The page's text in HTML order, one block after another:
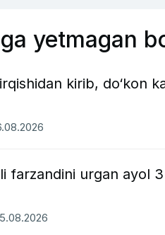
yetmagan
kirib, do‘kon
farzandini urgan ayol